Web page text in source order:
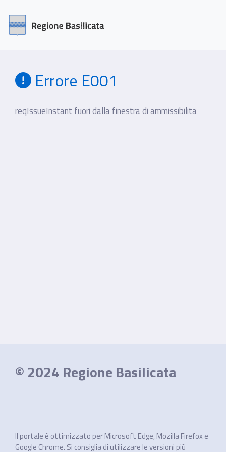
Errore E001
reqIssueInstant fuori dalla finestra di ammissibilita
© 2024 Regione Basilicata
Il portale è ottimizzato per Microsoft Edge, Mozilla Firefox e
Google Chrome. Si consiglia di utilizzare le versioni più